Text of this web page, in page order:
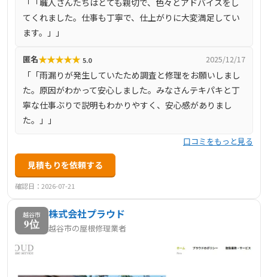
力を入れています。また、越谷市内にはショールームを複
数展開し、直接相談や見学が可能です。
てくれました。仕事も丁寧で、仕上がりに大変満足してい
ます。」」
匿名★★★★★ 5.0 2025/12/17
「「雨漏りが発生していたため調査と修理をお願いしまし
た。原因がわかって安心しました。みなさんテキパキと丁
寧な仕事ぶりで説明もわかりやすく、安心感がありまし
た。」」
口コミをもっと見る
見積もりを依頼する
確認日：2026-07-21
越谷市
9位
株式会社プラウド
越谷市の屋根修理業者